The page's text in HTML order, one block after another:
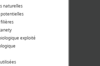
naturelles
potentielles
exploité